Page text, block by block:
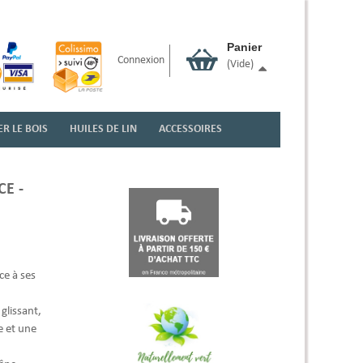
Panier
(vide)
Connexion
LE BOIS HUILES DE LIN ACCESSOIRES
-
à ses
et une